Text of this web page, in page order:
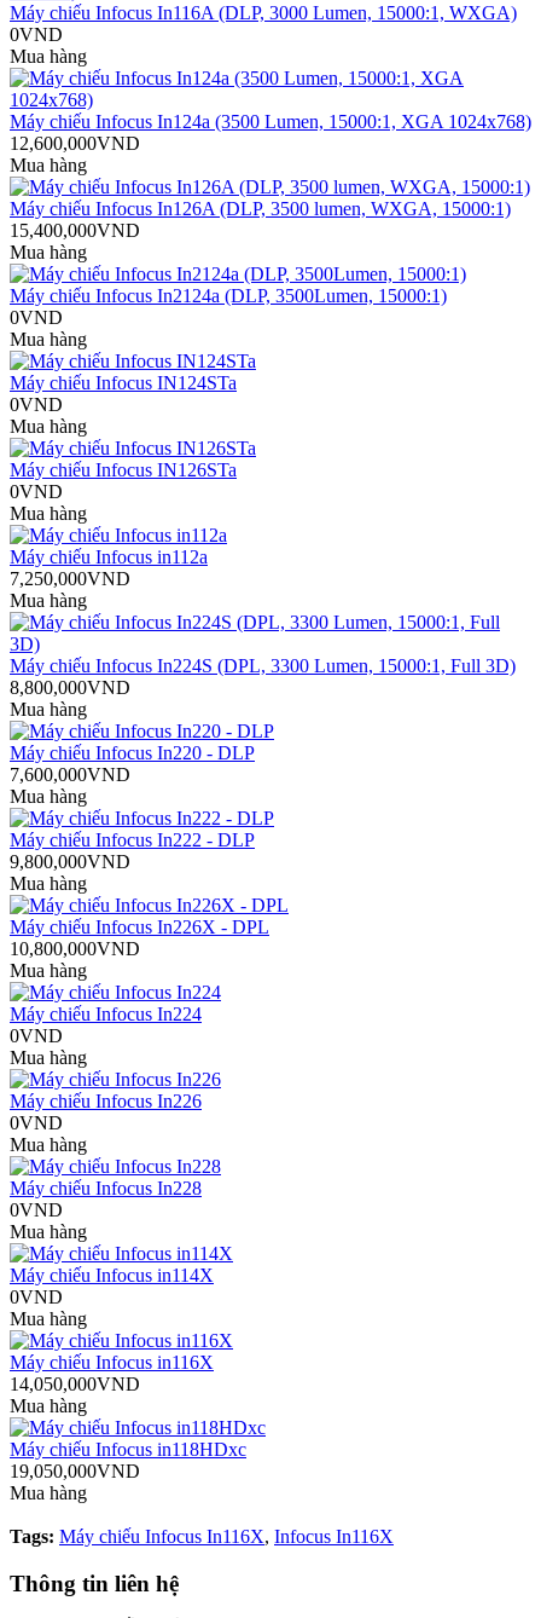
Máy chiếu Infocus In116A (DLP, 3000 Lumen, 15000:1, WXGA)
0VND
Mua hàng
Máy chiếu Infocus In124a (3500 Lumen, 15000:1, XGA 1024x768)
12,600,000VND
Mua hàng
Máy chiếu Infocus In126A (DLP, 3500 lumen, WXGA, 15000:1)
15,400,000VND
Mua hàng
Máy chiếu Infocus In2124a (DLP, 3500Lumen, 15000:1)
0VND
Mua hàng
Máy chiếu Infocus IN124STa
0VND
Mua hàng
Máy chiếu Infocus IN126STa
0VND
Mua hàng
Máy chiếu Infocus in112a
7,250,000VND
Mua hàng
Máy chiếu Infocus In224S (DPL, 3300 Lumen, 15000:1, Full 3D)
8,800,000VND
Mua hàng
Máy chiếu Infocus In220 - DLP
7,600,000VND
Mua hàng
Máy chiếu Infocus In222 - DLP
9,800,000VND
Mua hàng
Máy chiếu Infocus In226X - DPL
10,800,000VND
Mua hàng
Máy chiếu Infocus In224
0VND
Mua hàng
Máy chiếu Infocus In226
0VND
Mua hàng
Máy chiếu Infocus In228
0VND
Mua hàng
Máy chiếu Infocus in114X
0VND
Mua hàng
Máy chiếu Infocus in116X
14,050,000VND
Mua hàng
Máy chiếu Infocus in118HDxc
19,050,000VND
Mua hàng
Tags: Máy chiếu Infocus In116X, Infocus In116X
Thông tin liên hệ